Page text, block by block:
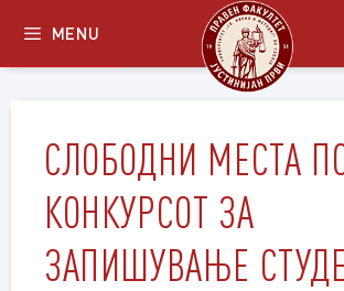
content
MENU
СЛОБОДНИ МЕСТА
КОНКУРСОТ ЗА
ЗАПИШУВАЊЕ